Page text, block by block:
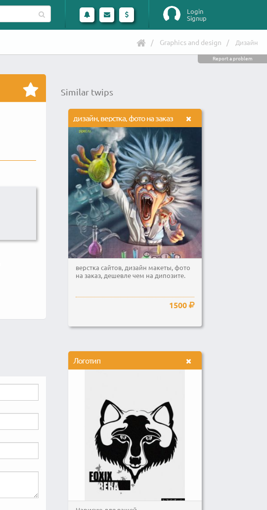
Login
Signup
Graphics and design Дизайн
Report a problem
Similar twips
дизайн, верстка, фото на заказ
верстка сайтов, дизайн макеты, фото
на заказ, дешевле чем на дипозите.
1500
Логотип